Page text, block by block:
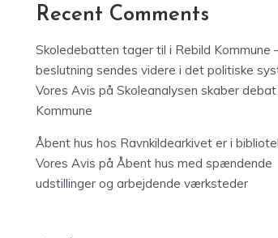
Recent Comments
Skoledebatten tager til i Rebild Kommune
beslutning sendes videre i det politiske
Vores Avis på Skoleanalysen skaber
Kommune
Åbent hus hos Ravnkildearkivet er i
Vores Avis på Åbent hus med spændende
udstillinger og arbejdende værksteder